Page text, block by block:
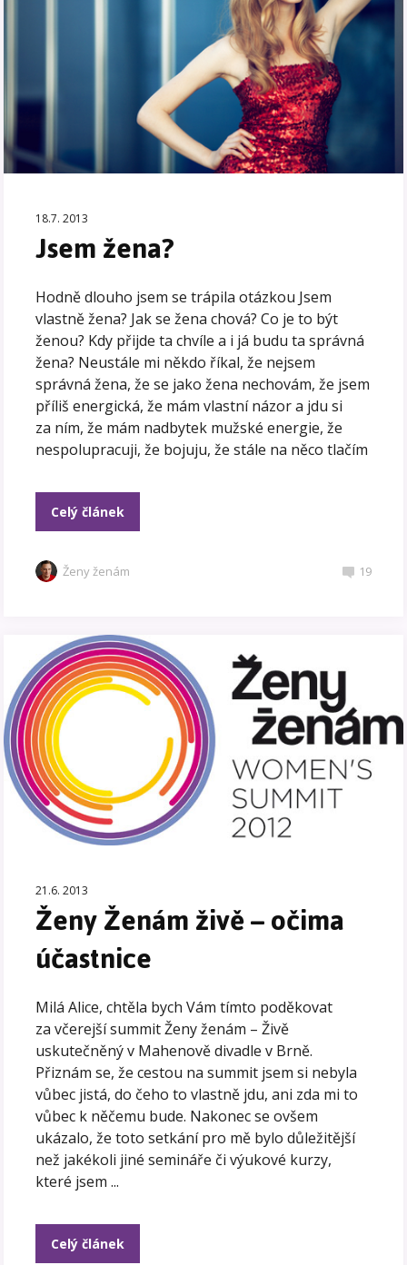
18.7. 2013
Jsem žena?
Hodně dlouho jsem se trápila otázkou Jsem
vlastně žena? Jak se žena chová? Co je to být
ženou? Kdy přijde ta chvíle a i já budu ta správná
žena? Neustále mi někdo říkal, že nejsem
správná žena, že se jako žena nechovám, že jsem
příliš energická, že mám vlastní názor a jdu si
za ním, že mám nadbytek mužské energie, že
nespolupracuji, že bojuju, že stále na něco tlačím
Celý článek
Ženy ženám 19
21.6. 2013
Ženy Ženám živě – očima
účastnice
Milá Alice, chtěla bych Vám tímto poděkovat
za včerejší summit Ženy ženám – Živě
uskutečněný v Mahenově divadle v Brně.
Přiznám se, že cestou na summit jsem si nebyla
vůbec jistá, do čeho to vlastně jdu, ani zda mi to
vůbec k něčemu bude. Nakonec se ovšem
ukázalo, že toto setkání pro mě bylo důležitější
než jakékoli jiné semináře či výukové kurzy,
které jsem ...
Celý článek